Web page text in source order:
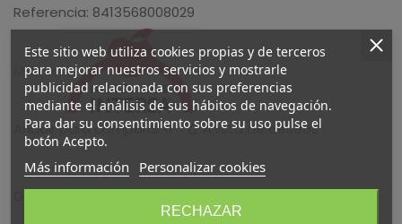
Referencia: 8413568008029
Marca:
Añadir para comparar 0 A lista de deseos
Este sitio web utiliza cookies propias y de terceros
para mejorar nuestros servicios y mostrarle
publicidad relacionada con sus preferencias
mediante el análisis de sus hábitos de navegación.
Para dar su consentimiento sobre su uso pulse el
botón Acepto.
Más información Personalizar cookies
RECHAZAR